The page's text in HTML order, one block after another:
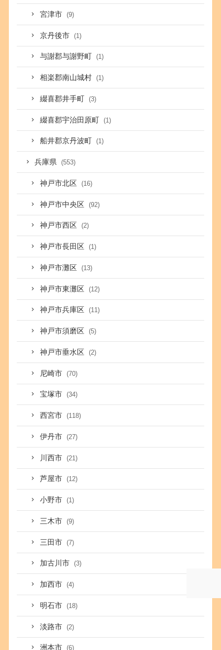
宮津市 (9)
京丹後市 (1)
与謝郡与謝野町 (1)
相楽郡南山城村 (1)
綴喜郡井手町 (3)
綴喜郡宇治田原町 (1)
船井郡京丹波町 (1)
兵庫県 (553)
神戸市北区 (16)
神戸市中央区 (92)
神戸市西区 (2)
神戸市長田区 (1)
神戸市灘区 (13)
神戸市東灘区 (12)
神戸市兵庫区 (11)
神戸市須磨区 (5)
神戸市垂水区 (2)
尼崎市 (70)
宝塚市 (34)
西宮市 (118)
伊丹市 (27)
川西市 (21)
芦屋市 (12)
小野市 (1)
三木市 (9)
三田市 (7)
加古川市 (3)
加西市 (4)
明石市 (18)
淡路市 (2)
洲本市 (6)